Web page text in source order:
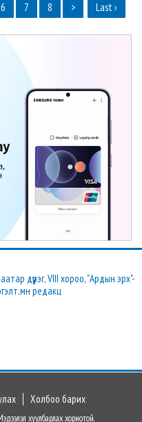
6 7 8 > Last ›
дүүрэг, VIII хороо, "Ардын эрх"-
редакц
Холбоо барих
хуулбарлах хориотой.